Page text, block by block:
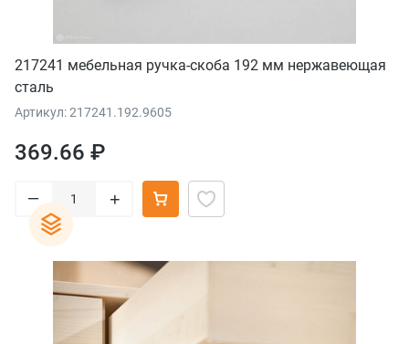
217241 мебельная ручка-скоба 192 мм нержавеющая
сталь
Артикул: 217241.192.9605
369.66 ₽
– +